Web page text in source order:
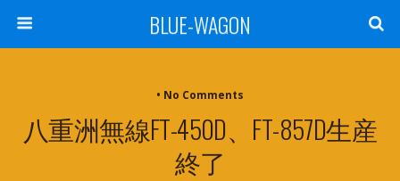
BLUE-WAGON
• No Comments
八重洲無線FT-450D、FT-857D生産
終了